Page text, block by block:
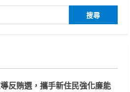
反賄選，攜手新住民強化廉能